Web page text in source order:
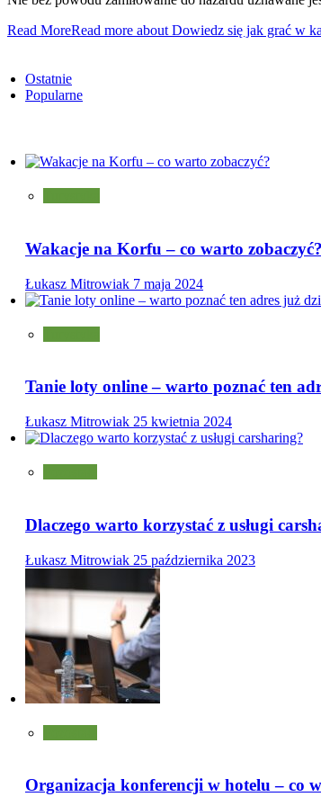
Read MoreRead more about Dowiedz się jak grać w
Ostatnie
Popularne
Wakacje na Korfu – co warto zobaczyć?
Łukasz Mitrowiak 7 maja 2024
Tanie loty online – warto poznać ten
Łukasz Mitrowiak 25 kwietnia 2024
Dlaczego warto korzystać z usługi
Łukasz Mitrowiak 25 października 2023
Organizacja konferencji w hotelu – co